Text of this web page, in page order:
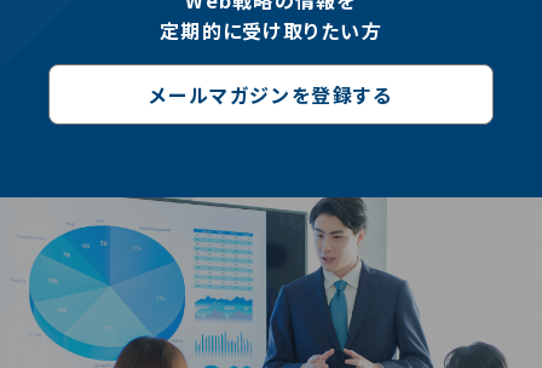
定期的に受け取りたい方
メールマガジンを登録する